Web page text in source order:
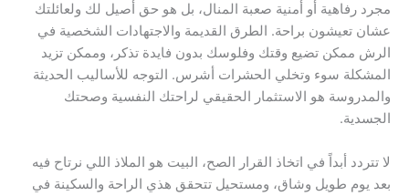
مجرد رفاهية أو أمنية صعبة المنال، بل هو حق أصيل لك ولعائلتك
عشان تعيشون براحة. الطرق القديمة والاجتهادات الشخصية في
الرش ممكن تضيع وقتك وفلوسك بدون فايدة تذكر، وممكن تزيد
المشكلة سوء وتخلي الحشرات أشرس. التوجه للأساليب الحديثة
والمدروسة هو الاستثمار الحقيقي لراحتك النفسية وصحتك
الجسدية.
لا تتردد أبداً في اتخاذ القرار الصح، البيت هو الملاذ اللي نرتاح فيه
بعد يوم طويل وشاق، ومستحيل تتحقق هذي الراحة والسكينة في